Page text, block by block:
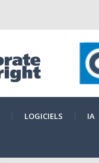
LOGICIELS IA